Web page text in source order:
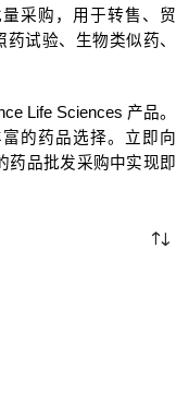
采购，用于转售、贸
试验、生物类似药、
Life Sciences 产品。
的药品选择。立即向
药品批发采购中实现即